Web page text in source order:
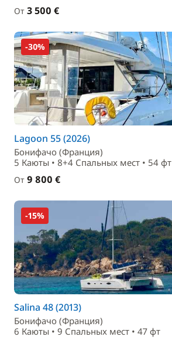
От 3 500 €
-30%
Lagoon 55 (2026)
Бонифачо (Франция)
5 Каюты • 8+4 Спальныx мест • 54 фт
От 9 800 €
-15%
Salina 48 (2013)
Бонифачо (Франция)
6 Каюты • 9 Спальныx мест • 47 фт